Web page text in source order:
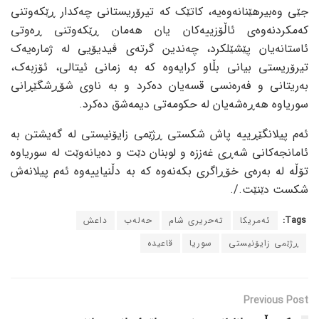
جێی وەبیرهێنانەوەیە، کاتێک کە تیرۆریستانی چەکدار ڕێکەوتنی
کەمکردنەوەی ئاڵۆزییەکان یان هەمان ڕێکەوتنی ڕەوتی
ئاستانەیان پێشێلکرد، چەندین گرتەی ڤیدیۆیی لە ژمارەیەک
تیرۆریستی بیانی بڵاو کرایەوە کە بە زمانی ئیتالی، ئۆزبەک،
بەریتانی و فەرەنسی قسەیان دەکرد و بە ناوی شۆڕشگێڕانی
سوریاوە هەڕەشەیان لە حکومەتی دیمەشق دەکرد.
ئەم پیلانگێڕییە پاش شکستی ڕژێمی زایۆنیستی لە گەیشتن بە
ئامانجەکانی شەڕی غەززە و لوبنان دێت و دەیانەوێت لە سوریاوە
تۆڵە لە بەرەی خۆڕاگری بکەنەوە کە بە دڵنیاییەوە ئەم پیلانەش
شکست دێنێت./.
Tags: ئەمریکا تەحریری شام حەلەب
داعش
ڕژێمی زایۆنیستی
سوریا قاعیدە
Previous Post